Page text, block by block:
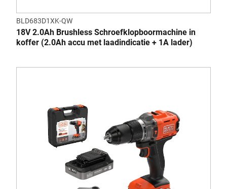
BLD683D1XK-QW
18V 2.0Ah Brushless Schroefklopboormachine in
koffer (2.0Ah accu met laadindicatie + 1A lader)